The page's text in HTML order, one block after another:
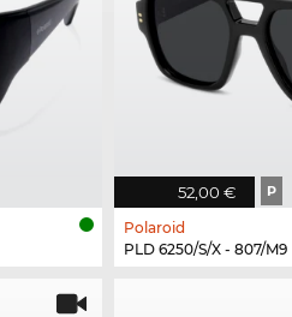
52,00 € P
Polaroid
PLD 6250/S/X - 807/M9